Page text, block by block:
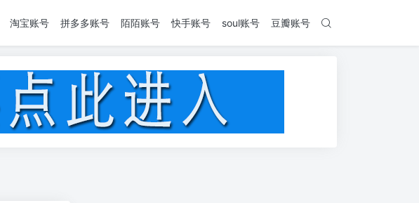
淘宝账号 拼多多账号 陌陌账号 快手账号 soul账号 豆瓣账号